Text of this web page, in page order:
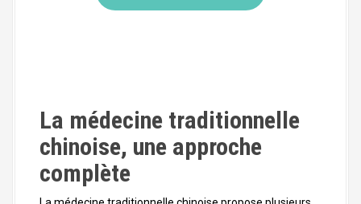
La médecine traditionnelle
chinoise, une approche
complète